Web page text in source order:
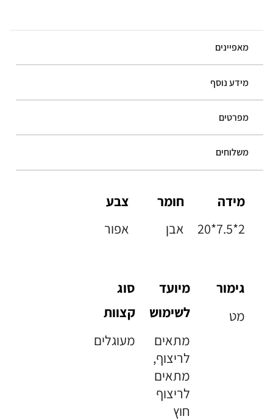
מאפיינים
מידע נוסף
מפרטים
משלוחים
מידה
20*7.5*2
חומר
אבן
צבע
אפור
גימור
מט
מיועד
לשימוש
מתאים
לריצוף,
מתאים
לריצוף
חוץ
סוג
קצוות
מעוגלים